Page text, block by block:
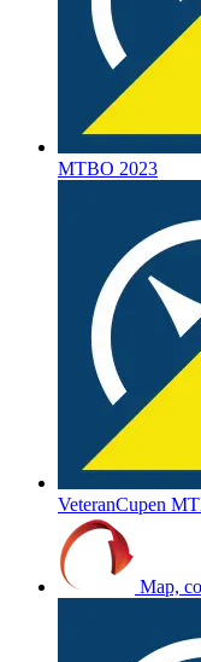
MTBO 2023
VeteranCupen
Map,